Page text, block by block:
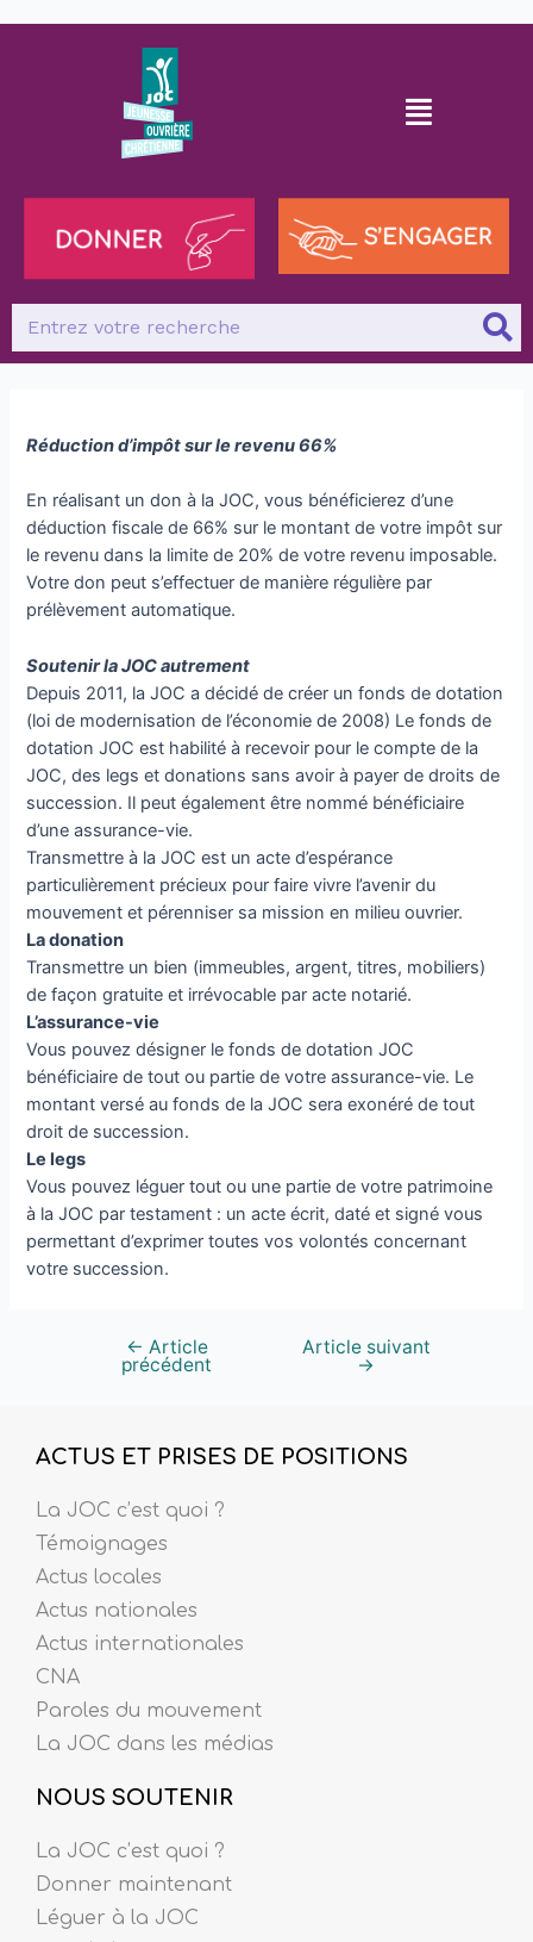
Réduction d’impôt sur le revenu 66%
En réalisant un don à la JOC, vous bénéficierez d’une
déduction fiscale de 66% sur le montant de votre impôt sur
le revenu dans la limite de 20% de votre revenu imposable.
Votre don peut s’effectuer de manière régulière par
prélèvement automatique.
Soutenir la JOC autrement
Depuis 2011, la JOC a décidé de créer un fonds de dotation
(loi de modernisation de l’économie de 2008) Le fonds de
dotation JOC est habilité à recevoir pour le compte de la
JOC, des legs et donations sans avoir à payer de droits de
succession. Il peut également être nommé bénéficiaire
d’une assurance-vie.
Transmettre à la JOC est un acte d’espérance
particulièrement précieux pour faire vivre l’avenir du
mouvement et pérenniser sa mission en milieu ouvrier.
La donation
Transmettre un bien (immeubles, argent, titres, mobiliers)
de façon gratuite et irrévocable par acte notarié.
L’assurance-vie
Vous pouvez désigner le fonds de dotation JOC
bénéficiaire de tout ou partie de votre assurance-vie. Le
montant versé au fonds de la JOC sera exonéré de tout
droit de succession.
Le legs
Vous pouvez léguer tout ou une partie de votre patrimoine
à la JOC par testament : un acte écrit, daté et signé vous
permettant d’exprimer toutes vos volontés concernant
votre succession.
← Article
précédent
Article suivant
→
ACTUS ET PRISES DE POSITIONS
La JOC c’est quoi ?
Témoignages
Actus locales
Actus nationales
Actus internationales
CNA
Paroles du mouvement
La JOC dans les médias
NOUS SOUTENIR
La JOC c’est quoi ?
Donner maintenant
Léguer à la JOC